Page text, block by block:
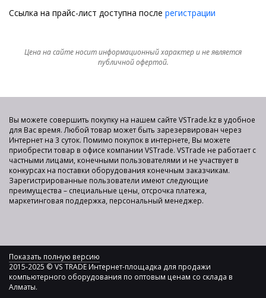
Ссылка на прайс-лист доступна после регистрации
Цена на сайте носит информационный характер и не является
публичной офертой.
Вы можете совершить покупку на нашем сайте VSTrade.kz в удобное
для Вас время. Любой товар может быть зарезервирован через
Интернет на 3 суток. Помимо покупок в интернете, Вы можете
приобрести товар в офисе компании VSTrade. VSTrade не работает с
частными лицами, конечными пользователями и не участвует в
конкурсах на поставки оборудования конечным заказчикам.
Зарегистрированные пользователи имеют следующие
преимущества – специальные цены, отсрочка платежа,
маркетинговая поддержка, персональный менеджер.
Показать полную версию
2015-2025 © VS TRADE Интернет-площадка для продажи
компьютерного оборудования по оптовым ценам со склада в
Алматы.